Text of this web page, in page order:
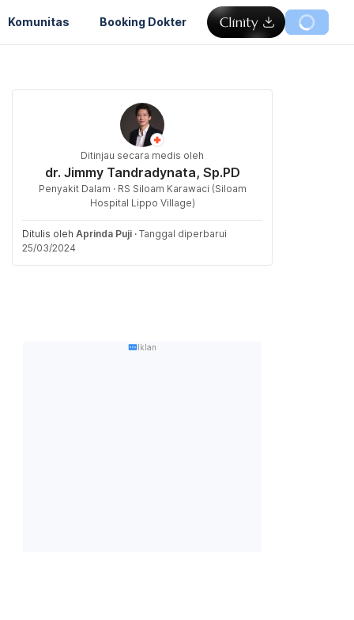
Komunitas Booking Dokter
Ditinjau secara medis oleh
dr. Jimmy Tandradynata, Sp.PD
Penyakit Dalam · RS Siloam Karawaci (Siloam
Hospital Lippo Village)
Ditulis oleh Aprinda Puji · Tanggal diperbarui
25/03/2024
Iklan